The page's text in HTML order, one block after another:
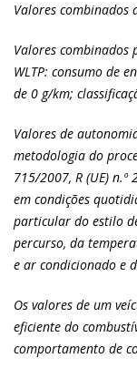
Valores combinados
Valores combinados
WLTP: consumo de
de 0 g/km;
Valores de
metodologia do
715/2007, R (UE)
em condições
particular do estilo
percurso, da
e ar condicionado e
Os valores de um
eficiente do
comportamento de